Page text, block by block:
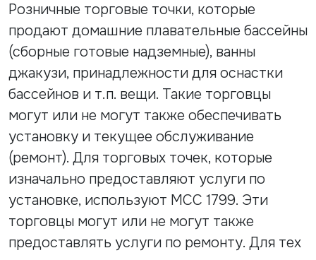
Розничные торговые точки, которые
продают домашние плавательные бассейны
(сборные готовые надземные), ванны
джакузи, принадлежности для оснастки
бассейнов и т.п. вещи. Такие торговцы
могут или не могут также обеспечивать
установку и текущее обслуживание
(ремонт). Для торговых точек, которые
изначально предоставляют услуги по
установке, используют МСС 1799. Эти
торговцы могут или не могут также
предоставлять услуги по ремонту. Для тех